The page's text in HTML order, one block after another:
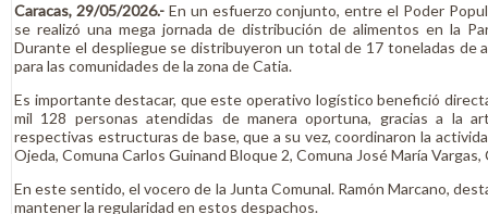
Caracas, 29/05/2026.-En un esfuerzo conjunto, entre el Poder
se realizó una mega jornada de distribución de alimentos en la
Durante el despliegue se distribuyeron un total de 17 toneladas de
para las comunidades de la zona de Catia.
Es importante destacar, que este operativo logístico benefició
mil 128 personas atendidas de manera oportuna, gracias a la
respectivas estructuras de base, que a su vez, coordinaron la
Ojeda, Comuna Carlos Guinand Bloque 2, Comuna José María Vargas,
En este sentido, el vocero de la Junta Comunal. Ramón Marcano,
mantener la regularidad en estos despachos.